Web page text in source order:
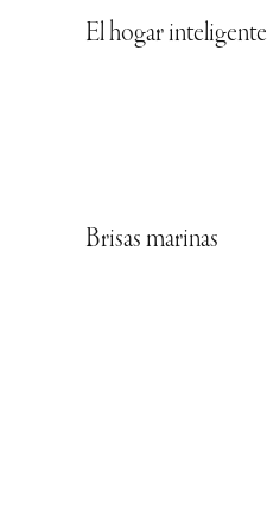
El hogar inteligente
Brisas marinas